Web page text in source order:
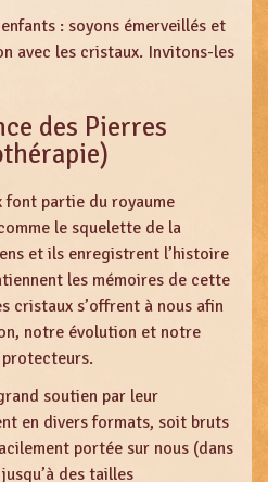
: soyons émerveillés et
avec les cristaux. Invitons-les
des Pierres
font partie du royaume
le squelette de la
et ils enregistrent l’histoire
les mémoires de cette
cristaux s’offrent à nous afin
notre évolution et notre
soutien par leur
en divers formats, soit bruts
portée sur nous (dans
des tailles